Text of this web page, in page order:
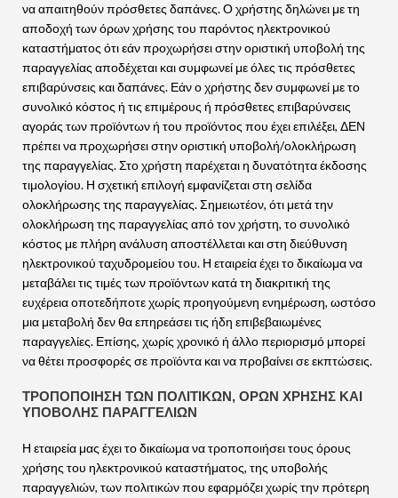
να απαιτηθούν πρόσθετες δαπάνες. Ο χρήστης δηλώνει με τη
αποδοχή των όρων χρήσης του παρόντος ηλεκτρονικού
καταστήματος ότι εάν προχωρήσει στην οριστική υποβολή της
παραγγελίας αποδέχεται και συμφωνεί με όλες τις πρόσθετες
επιβαρύνσεις και δαπάνες. Εάν ο χρήστης δεν συμφωνεί με το
συνολικό κόστος ή τις επιμέρους ή πρόσθετες επιβαρύνσεις
αγοράς των προϊόντων ή του προϊόντος που έχει επιλέξει, ΔΕΝ
πρέπει να προχωρήσει στην οριστική υποβολή/ολοκλήρωση
της παραγγελίας. Στο χρήστη παρέχεται η δυνατότητα έκδοσης
τιμολογίου. Η σχετική επιλογή εμφανίζεται στη σελίδα
ολοκλήρωσης της παραγγελίας. Σημειωτέον, ότι μετά την
ολοκλήρωση της παραγγελίας από τον χρήστη, το συνολικό
κόστος με πλήρη ανάλυση αποστέλλεται και στη διεύθυνση
ηλεκτρονικού ταχυδρομείου του. Η εταιρεία έχει το δικαίωμα να
μεταβάλει τις τιμές των προϊόντων κατά τη διακριτική της
ευχέρεια οποτεδήποτε χωρίς προηγούμενη ενημέρωση, ωστόσο
μια μεταβολή δεν θα επηρεάσει τις ήδη επιβεβαιωμένες
παραγγελίες. Επίσης, χωρίς χρονικό ή άλλο περιορισμό μπορεί
να θέτει προσφορές σε προϊόντα και να προβαίνει σε εκπτώσεις.
ΤΡΟΠΟΠΟΙΗΣΗ ΤΩΝ ΠΟΛΙΤΙΚΩΝ, ΟΡΩΝ ΧΡΗΣΗΣ ΚΑΙ
ΥΠΟΒΟΛΗΣ ΠΑΡΑΓΓΕΛΙΩΝ
Η εταιρεία μας έχει το δικαίωμα να τροποποιήσει τους όρους
χρήσης του ηλεκτρονικού καταστήματος, της υποβολής
παραγγελιών, των πολιτικών που εφαρμόζει χωρίς την πρότερη